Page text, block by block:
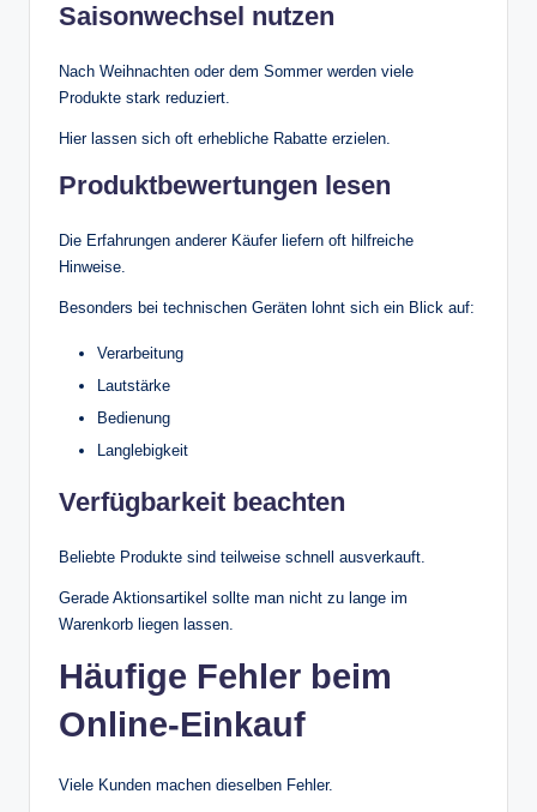
Saisonwechsel nutzen
Nach Weihnachten oder dem Sommer werden viele
Produkte stark reduziert.
Hier lassen sich oft erhebliche Rabatte erzielen.
Produktbewertungen lesen
Die Erfahrungen anderer Käufer liefern oft hilfreiche
Hinweise.
Besonders bei technischen Geräten lohnt sich ein Blick auf:
Verarbeitung
Lautstärke
Bedienung
Langlebigkeit
Verfügbarkeit beachten
Beliebte Produkte sind teilweise schnell ausverkauft.
Gerade Aktionsartikel sollte man nicht zu lange im
Warenkorb liegen lassen.
Häufige Fehler beim
Online-Einkauf
Viele Kunden machen dieselben Fehler.